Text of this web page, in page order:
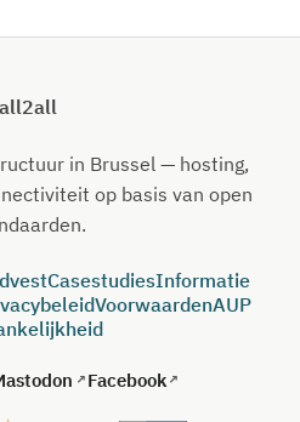
all2all
in Brussel — hosting,
op basis van open
CasestudiesInformatie
VoorwaardenAUP
Facebook